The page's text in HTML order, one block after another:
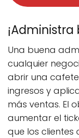
¡Administra
Una buena
cualquier
abrir una
ingresos y
más ventas. El
aumentar el
que los clientes